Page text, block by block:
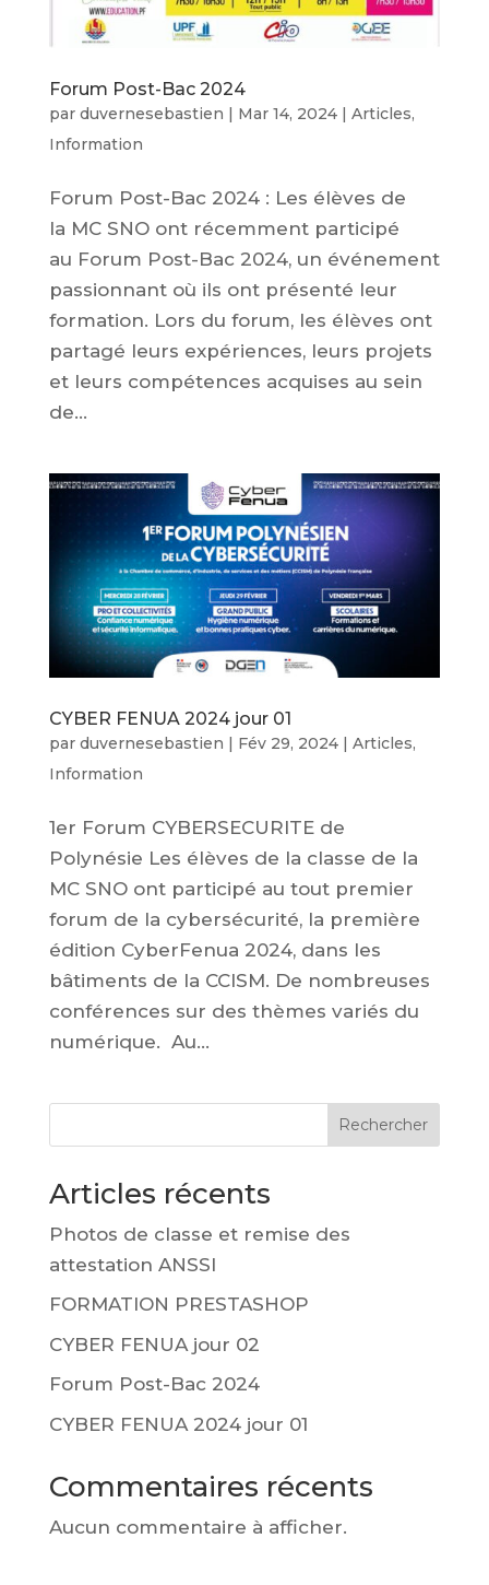
Forum Post-Bac 2024
par duvernesebastien | Mar 14, 2024| Articles,
Information
Forum Post-Bac 2024 : Les élèves de
la MC SNO ont récemment participé
au Forum Post-Bac 2024, un événement
passionnant où ils ont présenté leur
formation. Lors du forum, les élèves ont
partagé leurs expériences, leurs projets
et leurs compétences acquises au sein
de...
CYBER FENUA 2024 jour 01
par duvernesebastien | Fév 29, 2024| Articles,
Information
1er Forum CYBERSECURITE de
Polynésie Les élèves de la classe de la
MC SNO ont participé au tout premier
forum de la cybersécurité, la première
édition CyberFenua 2024, dans les
bâtiments de la CCISM. De nombreuses
conférences sur des thèmes variés du
numérique. Au...
Rechercher
Articles récents
Photos de classe et remise des
attestation ANSSI
FORMATION PRESTASHOP
CYBER FENUA jour 02
Forum Post-Bac 2024
CYBER FENUA 2024 jour 01
Commentaires récents
Aucun commentaire à afficher.